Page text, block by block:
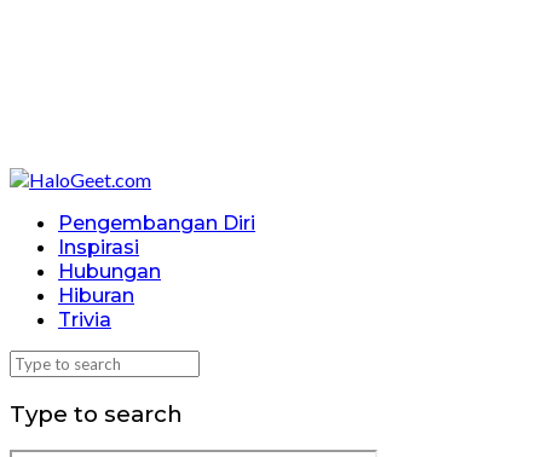
Pengembangan Diri
Inspirasi
Hubungan
Hiburan
Trivia
Type to search